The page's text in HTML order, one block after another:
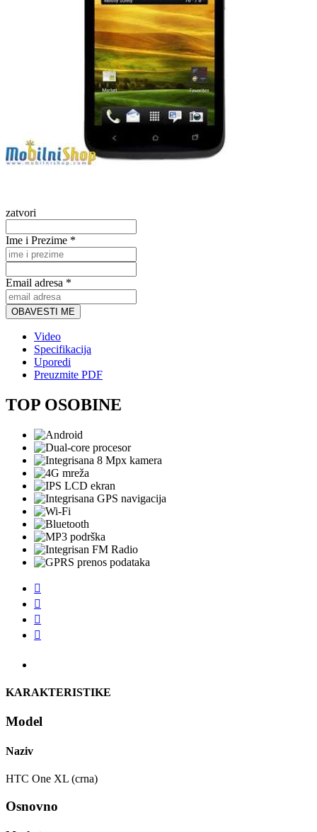
zatvori
Ime i Prezime *
Email adresa *
OBAVESTI ME
Video
Specifikacija
Uporedi
Preuzmite PDF
TOP OSOBINE




KARAKTERISTIKE
Model
Naziv
HTC One XL (crna)
Osnovno